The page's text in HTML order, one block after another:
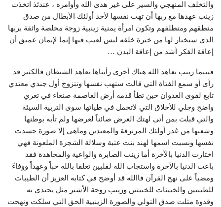
والتخلف المنهجي والسير على غير هدى الله وأوامره ، عندئذ اتخذت
زينب عهدها مع ربها أن تهب نفسها لأحد أولئك الأبطال من صدق
منطقهم ومنطلقهم وتكون امرأة يمنية زينبية زوجة مخلصة واثقة بربها
الذي سيختار لها من خيرة خلقه ليس لعيب فيها إنما لإيمان عميق أن
إعاقة الفكر أشد من إعاقة البدن …
فبينما زينب تعاهد الله هناك أخرى رأيناها تعاهد الشيطان فالكثير قد
رأى أو سمع الفتاة التي قالت ستهب نفسها وتتزوج أول جندي معتدي
تابع لقوى العدوان حين تطأ قدمه أرض العاصمة صنعاء في تعري
واضح وجلي للأخلاق التي لاتحمل في طياتها سوى التربية السيئة
والتي قبلت بمن أتى لهتك العرض صائناً لعرضها ولم تأبه بوطنها
وشعبها من غدر أولئك المرتزقة والمعتدين وماهي إلا صورة جسدت
نفسها ونسبت اسمها لهند بنت عتبة وسلالة الشجرة الملعونة فهي
اختارت الدنيا بالآخرة أما زينب الصابرة والواعية والمجاهدة فقد
باعت الدنيا بالآخرة واستجاب الله لقلبين تعلقا بالله حباً وعهداً ووفاءً
ومضياً على نهج القرآن فاالله قد أوضح في كتابه العزيز أن الطيبات
للطيبيين والخبيثات للخبيثين وزينب زوجة الأشتر مثل يحتذى به
وقدوة مثلت صدق التولي والصورة الزينبية الحق التي سلكت ونهجت